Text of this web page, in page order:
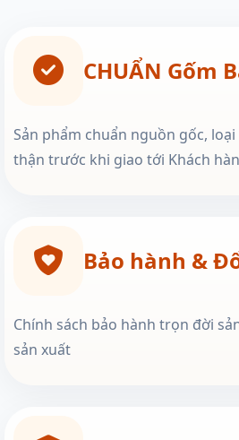
CHUẨN Gốm
Sản phẩm chuẩn nguồn gốc,
thận trước khi giao tới Khách
Bảo hành &
Chính sách bảo hành trọn đời
sản xuất